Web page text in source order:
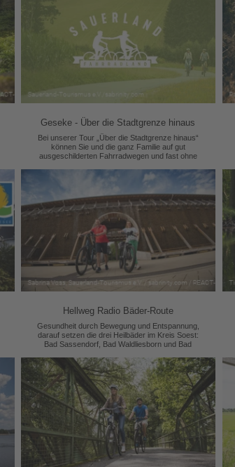
Geseke - Über die Stadtgrenze hinaus
Bei unserer Tour „Über die Stadtgrenze hinaus“
können Sie und die ganz Familie auf gut
ausgeschilderten Fahrradwegen und fast ohne
hinaus Steinhausen (Stadt Büren) und
Hellweg Radio Bäder-Route
Gesundheit durch Bewegung und Entspannung,
darauf setzen die drei Heilbäder im Kreis Soest:
Bad Sassendorf, Bad Waldliesborn und Bad
Bäder-Route.